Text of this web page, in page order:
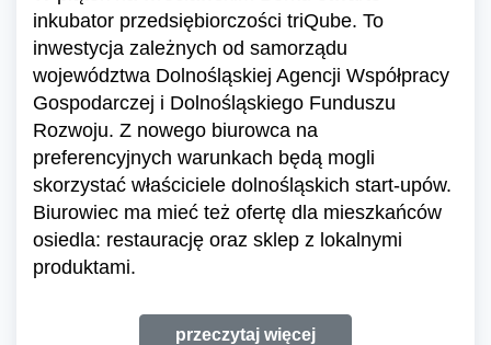
inkubator przedsiębiorczości triQube. To
inwestycja zależnych od samorządu
województwa Dolnośląskiej Agencji Współpracy
Gospodarczej i Dolnośląskiego Funduszu
Rozwoju. Z nowego biurowca na
preferencyjnych warunkach będą mogli
skorzystać właściciele dolnośląskich start-upów.
Biurowiec ma mieć też ofertę dla mieszkańców
osiedla: restaurację oraz sklep z lokalnymi
produktami.
przeczytaj więcej